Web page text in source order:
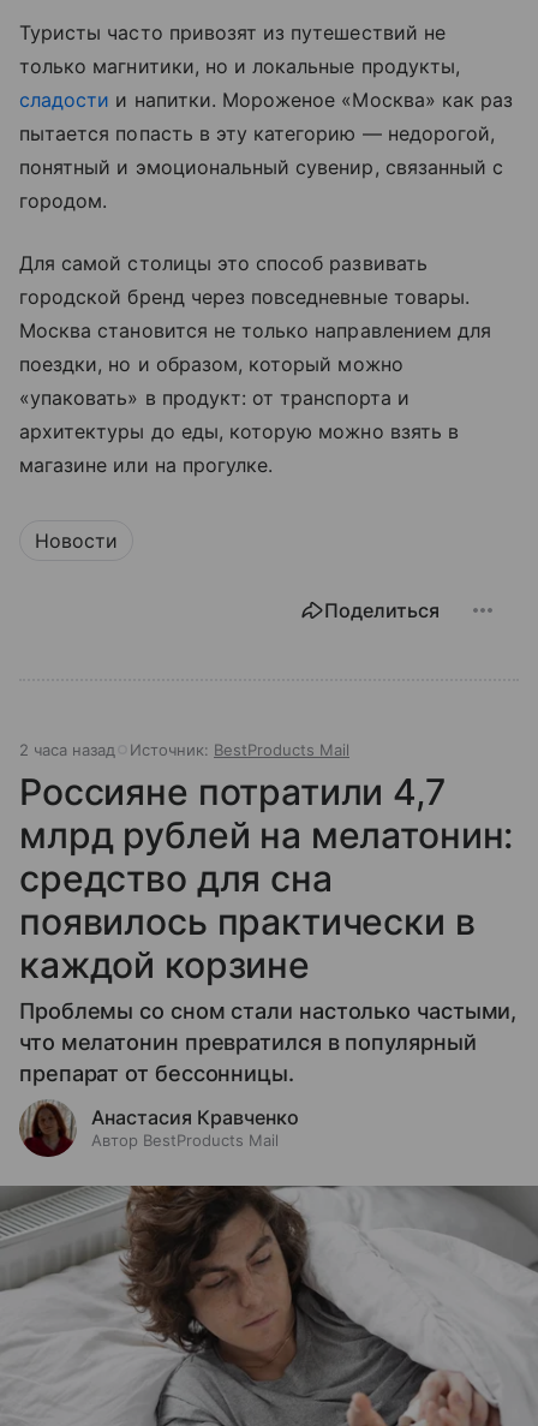
Туристы часто привозят из путешествий не
только магнитики, но и локальные продукты,
сладости и напитки. Мороженое «Москва» как раз
пытается попасть в эту категорию — недорогой,
понятный и эмоциональный сувенир, связанный с
городом.
Для самой столицы это способ развивать
городской бренд через повседневные товары.
Москва становится не только направлением для
поездки, но и образом, который можно
«упаковать» в продукт: от транспорта и
архитектуры до еды, которую можно взять в
магазине или на прогулке.
Новости
Поделиться
2 часа назад Источник: BestProducts Mail
Россияне потратили 4,7
млрд рублей на мелатонин:
средство для сна
появилось практически в
каждой корзине
Проблемы со сном стали настолько частыми,
что мелатонин превратился в популярный
препарат от бессонницы.
Анастасия Кравченко
Автор BestProducts Mail